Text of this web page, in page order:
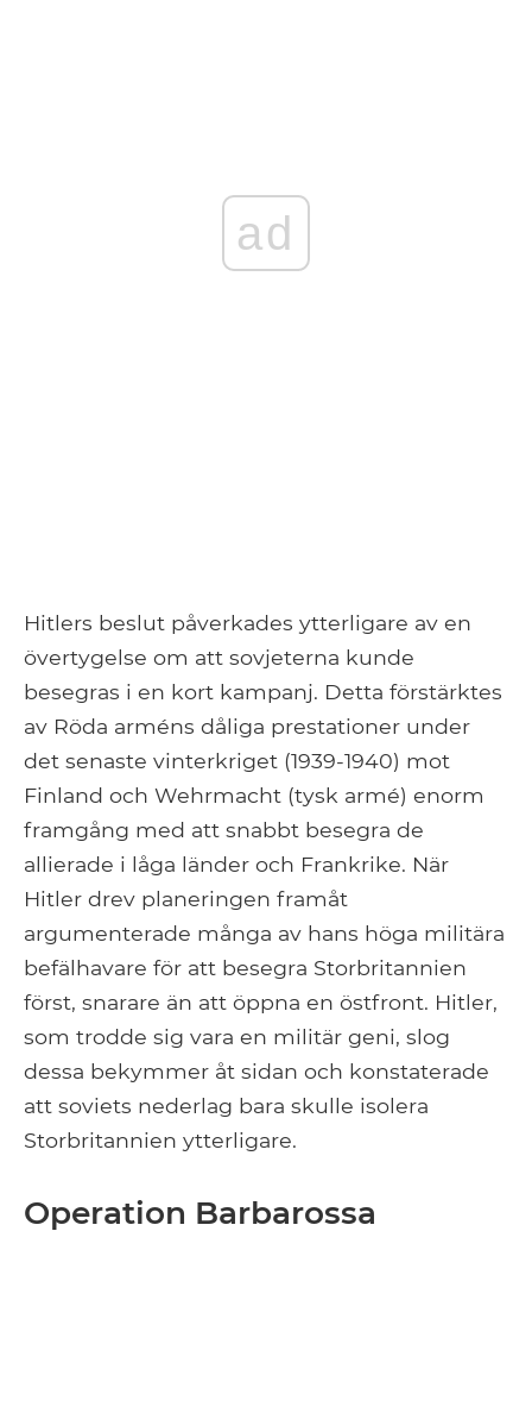
ad
Hitlers beslut påverkades ytterligare av en
övertygelse om att sovjeterna kunde
besegras i en kort kampanj. Detta förstärktes
av Röda arméns dåliga prestationer under
det senaste vinterkriget (1939-1940) mot
Finland och Wehrmacht (tysk armé) enorm
framgång med att snabbt besegra de
allierade i låga länder och Frankrike. När
Hitler drev planeringen framåt
argumenterade många av hans höga militära
befälhavare för att besegra Storbritannien
först, snarare än att öppna en östfront. Hitler,
som trodde sig vara en militär geni, slog
dessa bekymmer åt sidan och konstaterade
att soviets nederlag bara skulle isolera
Storbritannien ytterligare.
Operation Barbarossa